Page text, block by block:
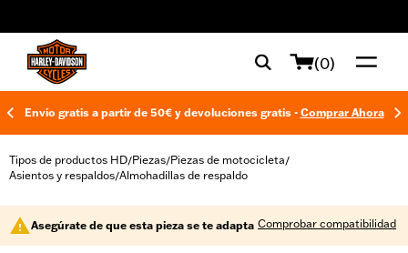
(0)
Envío gratis a partir de 50€ y devoluciones gratis - Comprar Ahora
Tipos de productos HD/Piezas/Piezas de motocicleta/
Asientos y respaldos/Almohadillas de respaldo
Asegúrate de que esta pieza se te adapta Comprobar compatibilidad